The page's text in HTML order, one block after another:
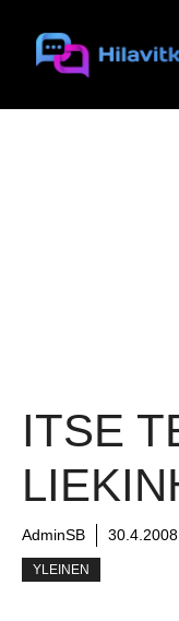
sisältöön
ITSE
AdminSB 30.4.2008
YLEINEN